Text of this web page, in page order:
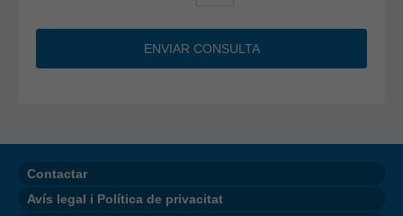
Contactar
Avís legal i Política de privacitat